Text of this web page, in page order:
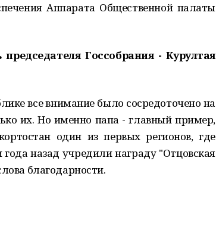
Аппарата Общественной палаты
Госсобрания - Курултая
все внимание было сосредоточено на
их. Но именно папа - главный пример,
один из первых регионов, где
назад учредили награду "Отцовская
благодарности.